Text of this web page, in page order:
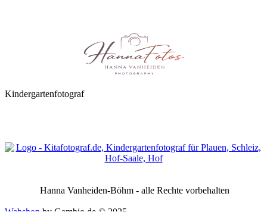
Kindergartenfotograf
Hanna Vanheiden-Böhm - alle Rechte vorbehalten